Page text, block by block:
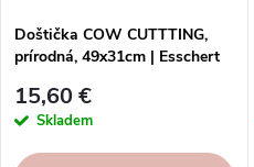
Doštička COW CUTTTING,
prírodná, 49x31cm | Esschert
15,60 €
Skladem